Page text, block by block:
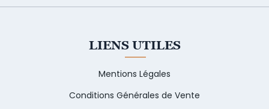
LIENS UTILES
Mentions Légales
Conditions Générales de Vente